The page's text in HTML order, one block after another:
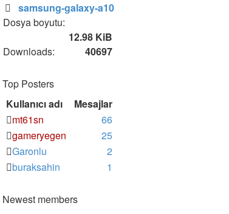
samsung-galaxy-a10
Dosya boyutu:
12.98 KiB
Downloads:
40697
Top Posters
Kullanıcı adı
Mesajlar
mt61sn
66
gameryegen
25
Garonlu
2
buraksahin
1
Newest members